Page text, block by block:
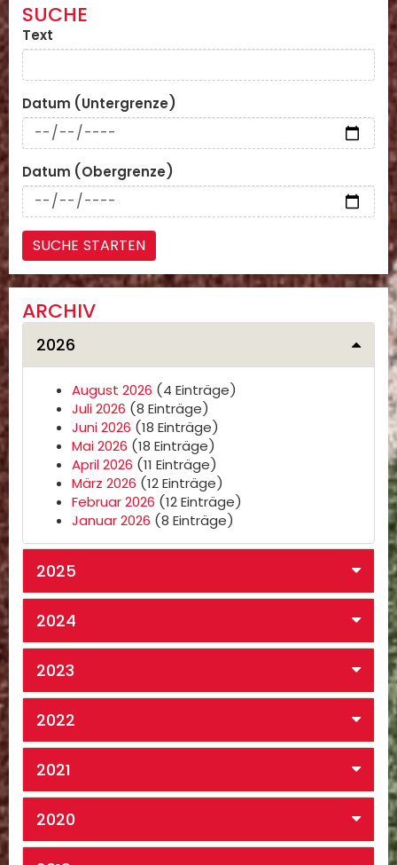
SUCHE
Text
Datum (Untergrenze)
Datum (Obergrenze)
ARCHIV
2026
August 2026 (4 Einträge)
Juli 2026 (8 Einträge)
Juni 2026 (18 Einträge)
Mai 2026 (18 Einträge)
April 2026 (11 Einträge)
März 2026 (12 Einträge)
Februar 2026 (12 Einträge)
Januar 2026 (8 Einträge)
2025
2024
2023
2022
2021
2020